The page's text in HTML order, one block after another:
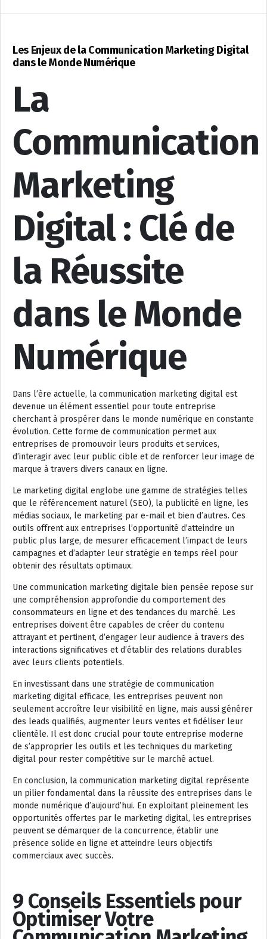
Les Enjeux de la Communication Marketing Digital
dans le Monde Numérique
La
Communication
Marketing
Digital : Clé de
la Réussite
dans le Monde
Numérique
Dans l’ère actuelle, la communication marketing digital est
devenue un élément essentiel pour toute entreprise
cherchant à prospérer dans le monde numérique en constante
évolution. Cette forme de communication permet aux
entreprises de promouvoir leurs produits et services,
d’interagir avec leur public cible et de renforcer leur image de
marque à travers divers canaux en ligne.
Le marketing digital englobe une gamme de stratégies telles
que le référencement naturel (SEO), la publicité en ligne, les
médias sociaux, le marketing par e-mail et bien d’autres. Ces
outils offrent aux entreprises l’opportunité d’atteindre un
public plus large, de mesurer efficacement l’impact de leurs
campagnes et d’adapter leur stratégie en temps réel pour
obtenir des résultats optimaux.
Une communication marketing digitale bien pensée repose sur
une compréhension approfondie du comportement des
consommateurs en ligne et des tendances du marché. Les
entreprises doivent être capables de créer du contenu
attrayant et pertinent, d’engager leur audience à travers des
interactions significatives et d’établir des relations durables
avec leurs clients potentiels.
En investissant dans une stratégie de communication
marketing digital efficace, les entreprises peuvent non
seulement accroître leur visibilité en ligne, mais aussi générer
des leads qualifiés, augmenter leurs ventes et fidéliser leur
clientèle. Il est donc crucial pour toute entreprise moderne
de s’approprier les outils et les techniques du marketing
digital pour rester compétitive sur le marché actuel.
En conclusion, la communication marketing digital représente
un pilier fondamental dans la réussite des entreprises dans le
monde numérique d’aujourd’hui. En exploitant pleinement les
opportunités offertes par le marketing digital, les entreprises
peuvent se démarquer de la concurrence, établir une
présence solide en ligne et atteindre leurs objectifs
commerciaux avec succès.
9 Conseils Essentiels pour
Optimiser Votre